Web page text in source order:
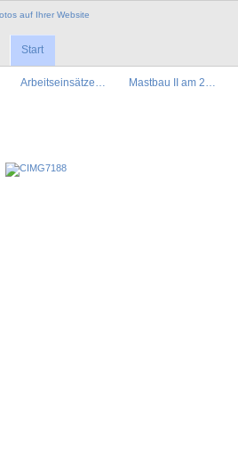
Start
Arbeitseinsätze… Mastbau II am 2…